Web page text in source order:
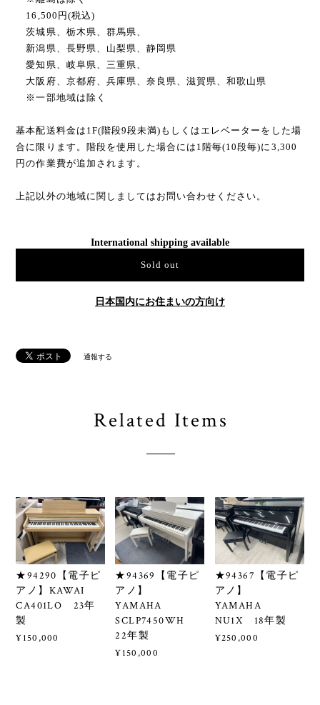
16,500円(税込)
茨城県、栃木県、群馬県、
新潟県、長野県、山梨県、静岡県
愛知県、岐阜県、三重県、
大阪府、京都府、兵庫県、奈良県、滋賀県、和歌山県
※一部地域は除く
基本配送料金は1F(階段9段未満)もしくはエレベーターをした場
合に限ります。階段を使用した場合には1階毎(10段毎)に3,300
円の作業費が追加されます。
上記以外の地域に関しましてはお問い合わせください。
International shipping available
Sold out
日本国内にお住まいの方向け
通報する
Related Items
★94290【電子ピ
アノ】KAWAI
CA401LO 23年
製
¥150,000
★94369【電子ピ
アノ】
YAMAHA
SCLP7450WH
22年製
¥150,000
★94367【電子ピ
アノ】
YAMAHA
NU1X 18年製
¥250,000